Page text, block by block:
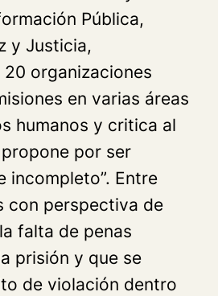
Pública,
y Justicia,
organizaciones
en varias áreas
humanos y critica al
por ser
incompleto”. Entre
con perspectiva de
falta de penas
prisión y que se
de violación dentro